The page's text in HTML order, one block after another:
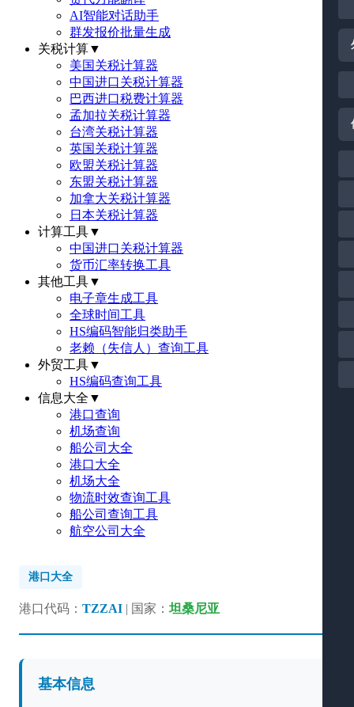
AI智能对话助手
群发报价批量生成
关税计算▼
美国关税计算器
中国进口关税计算器
巴西进口税费计算器
孟加拉关税计算器
台湾关税计算器
英国关税计算器
欧盟关税计算器
东盟关税计算器
加拿大关税计算器
日本关税计算器
计算工具▼
中国进口关税计算器
货币汇率转换工具
其他工具▼
电子章生成工具
全球时间工具
HS编码智能归类助手
老赖（失信人）查询工具
外贸工具▼
HS编码查询工具
信息大全 ▼
港口查询
机场查询
船公司大全
港口大全
机场大全
物流时效查询工具
船公司查询工具
航空公司大全
港口大全
港口代码： TZZAI | 国家： 坦桑尼亚
基本信息